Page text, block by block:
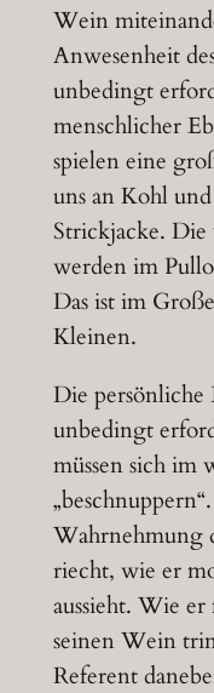
Wein
Anwesenheit
unbedingt
menschlicher
spielen eine
uns an Kohl
Strickjacke.
werden im
Das ist im
Kleinen.
Die
unbedingt
müssen sich im
Wahrnehmung
riecht, wie er
aussieht. Wie
seinen Wein
Referent